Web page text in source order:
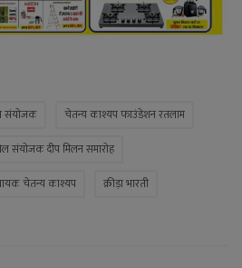
संयोजक
चेतन्य काश्यप फाउंडेशन रतलाम
संयोजक दीप मिलन समारोह
चेतन्य काश्यप क्रीड़ा भारती